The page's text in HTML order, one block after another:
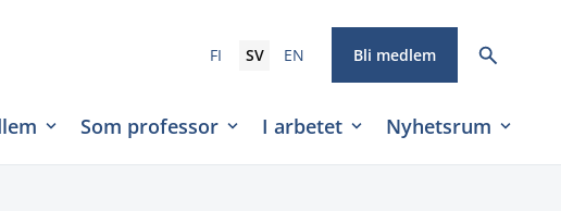
FI SV EN Bli medlem
Som professor I arbetet Nyhetsrum